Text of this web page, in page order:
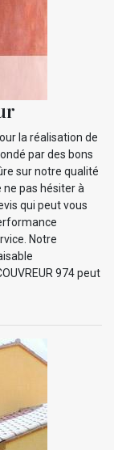
la réalisation de
par des bons
sur notre qualité
pas hésiter à
qui peut vous
Notre
974 peut